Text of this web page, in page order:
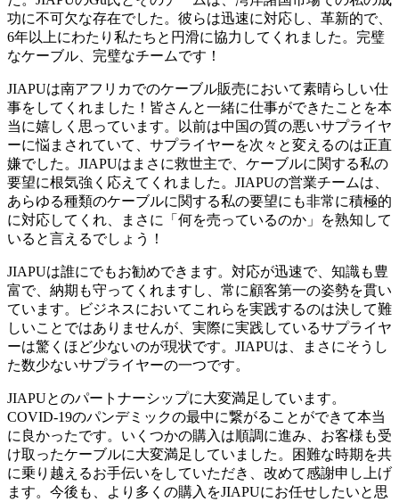
功に不可欠な存在でした。彼らは迅速に対応し、革新的で、
6年以上にわたり私たちと円滑に協力してくれました。完璧
なケーブル、完璧なチームです！
JIAPUは南アフリカでのケーブル販売において素晴らしい仕
事をしてくれました！皆さんと一緒に仕事ができたことを本
当に嬉しく思っています。以前は中国の質の悪いサプライヤ
ーに悩まされていて、サプライヤーを次々と変えるのは正直
嫌でした。JIAPUはまさに救世主で、ケーブルに関する私の
要望に根気強く応えてくれました。JIAPUの営業チームは、
あらゆる種類のケーブルに関する私の要望にも非常に積極的
に対応してくれ、まさに「何を売っているのか」を熟知して
いると言えるでしょう！
JIAPUは誰にでもお勧めできます。対応が迅速で、知識も豊
富で、納期も守ってくれますし、常に顧客第一の姿勢を貫い
ています。ビジネスにおいてこれらを実践するのは決して難
しいことではありませんが、実際に実践しているサプライヤ
ーは驚くほど少ないのが現状です。JIAPUは、まさにそうし
た数少ないサプライヤーの一つです。
JIAPUとのパートナーシップに大変満足しています。
COVID-19のパンデミックの最中に繋がることができて本当
に良かったです。いくつかの購入は順調に進み、お客様も受
け取ったケーブルに大変満足していました。困難な時期を共
に乗り越えるお手伝いをしていただき、改めて感謝申し上げ
ます。今後も、より多くの購入をJIAPUにお任せしたいと思